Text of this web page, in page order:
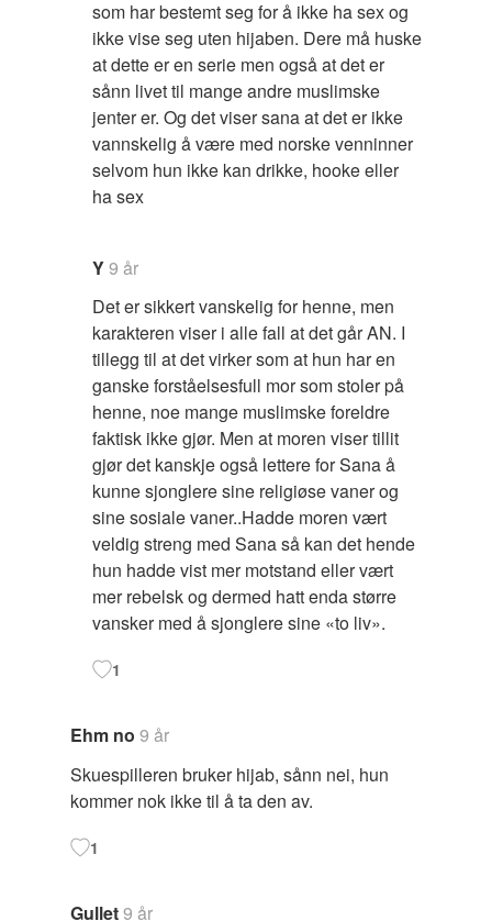
som har bestemt seg for å ikke ha sex og
ikke vise seg uten hijaben. Dere må huske
at dette er en serie men også at det er
sånn livet til mange andre muslimske
jenter er. Og det viser sana at det er ikke
vannskelig å være med norske venninner
selvom hun ikke kan drikke, hooke eller
ha sex
Y9 år
Det er sikkert vanskelig for henne, men
karakteren viser i alle fall at det går AN. I
tillegg til at det virker som at hun har en
ganske forståelsesfull mor som stoler på
henne, noe mange muslimske foreldre
faktisk ikke gjør. Men at moren viser tillit
gjør det kanskje også lettere for Sana å
kunne sjonglere sine religiøse vaner og
sine sosiale vaner..Hadde moren vært
veldig streng med Sana så kan det hende
hun hadde vist mer motstand eller vært
mer rebelsk og dermed hatt enda større
vansker med å sjonglere sine «to liv».
1
Ehm no 9 år
Skuespilleren bruker hijab, sånn nei, hun
kommer nok ikke til å ta den av.
1
Gullet9 år